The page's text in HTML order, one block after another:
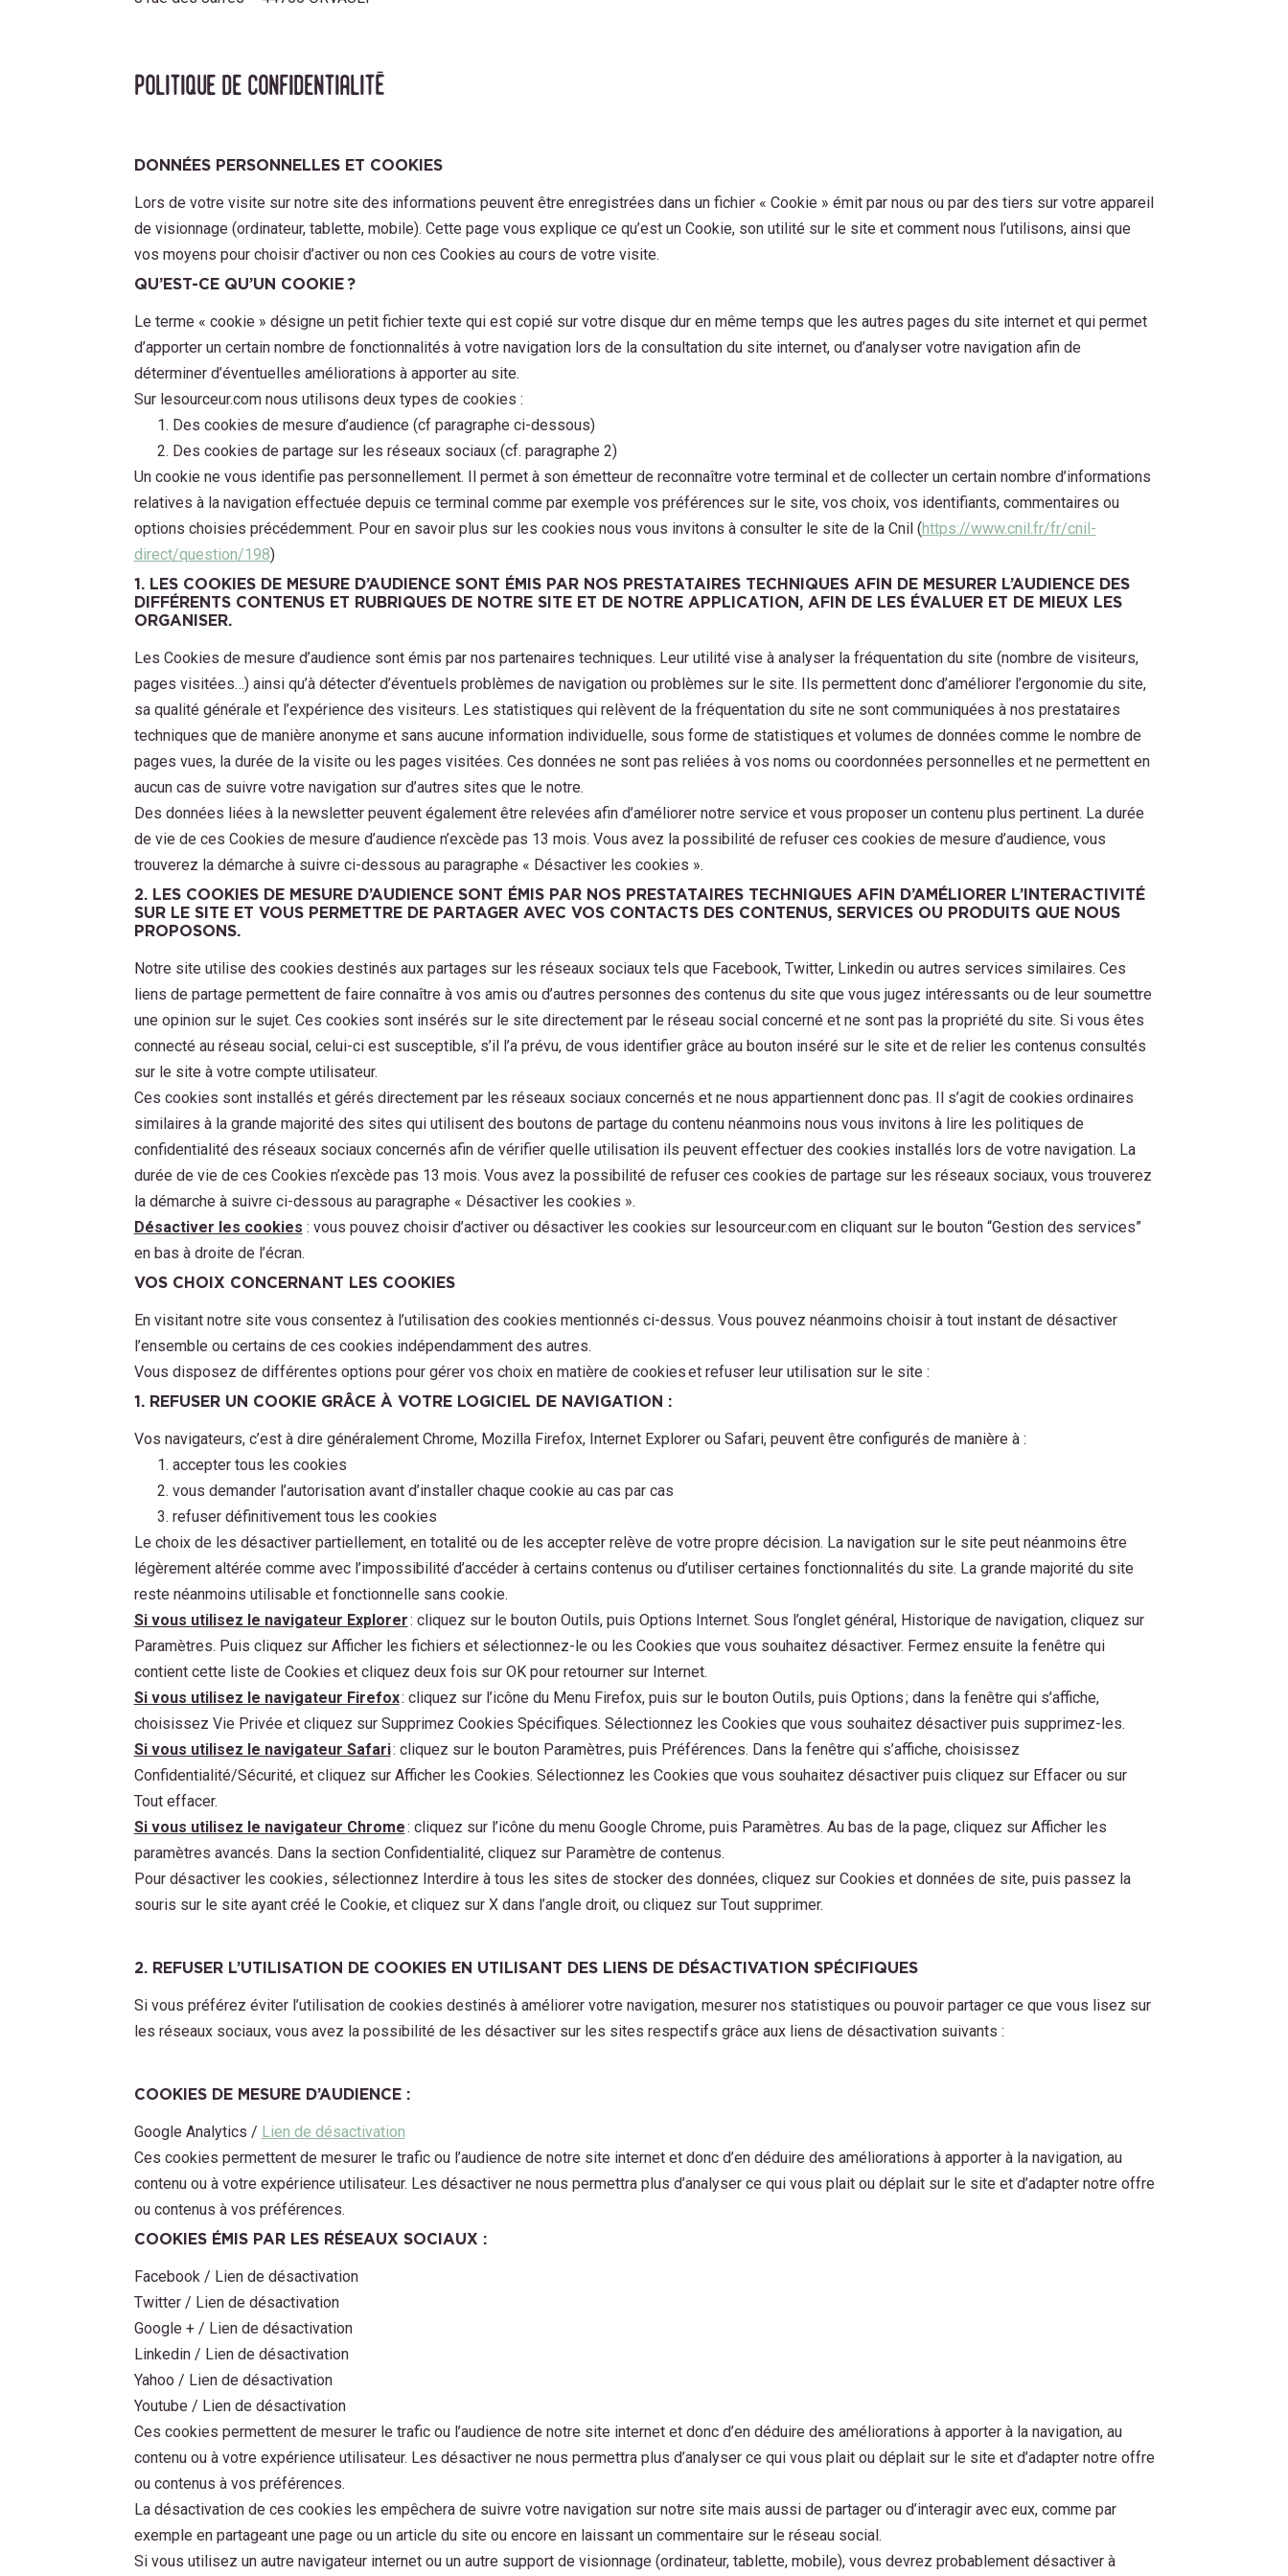
politique de confidentialité
DONNÉES PERSONNELLES ET COOKIES
Lors de votre visite sur notre site des informations peuvent être enregistrées dans un fichier « Cookie » émit par nous ou par des tiers sur votre appareil
de visionnage (ordinateur, tablette, mobile). Cette page vous explique ce qu’est un Cookie, son utilité sur le site et comment nous l’utilisons, ainsi que
vos moyens pour choisir d’activer ou non ces Cookies au cours de votre visite.
QU’EST-CE QU’UN COOKIE ?
Le terme « cookie » désigne un petit fichier texte qui est copié sur votre disque dur en même temps que les autres pages du site internet et qui permet
d’apporter un certain nombre de fonctionnalités à votre navigation lors de la consultation du site internet, ou d’analyser votre navigation afin de
déterminer d’éventuelles améliorations à apporter au site.
Sur lesourceur.com nous utilisons deux types de cookies :
Des cookies de mesure d’audience (cf paragraphe ci-dessous)
Des cookies de partage sur les réseaux sociaux (cf. paragraphe 2)
Un cookie ne vous identifie pas personnellement. Il permet à son émetteur de reconnaître votre terminal et de collecter un certain nombre d’informations
relatives à la navigation effectuée depuis ce terminal comme par exemple vos préférences sur le site, vos choix, vos identifiants, commentaires ou
options choisies précédemment. Pour en savoir plus sur les cookies nous vous invitons à consulter le site de la Cnil (https://www.cnil.fr/fr/cnil-
direct/question/198)
1. LES COOKIES DE MESURE D’AUDIENCE SONT ÉMIS PAR NOS PRESTATAIRES TECHNIQUES AFIN DE MESURER L’AUDIENCE DES
DIFFÉRENTS CONTENUS ET RUBRIQUES DE NOTRE SITE ET DE NOTRE APPLICATION, AFIN DE LES ÉVALUER ET DE MIEUX LES
ORGANISER.
Les Cookies de mesure d’audience sont émis par nos partenaires techniques. Leur utilité vise à analyser la fréquentation du site (nombre de visiteurs,
pages visitées…) ainsi qu’à détecter d’éventuels problèmes de navigation ou problèmes sur le site. Ils permettent donc d’améliorer l’ergonomie du site,
sa qualité générale et l’expérience des visiteurs. Les statistiques qui relèvent de la fréquentation du site ne sont communiquées à nos prestataires
techniques que de manière anonyme et sans aucune information individuelle, sous forme de statistiques et volumes de données comme le nombre de
pages vues, la durée de la visite ou les pages visitées. Ces données ne sont pas reliées à vos noms ou coordonnées personnelles et ne permettent en
aucun cas de suivre votre navigation sur d’autres sites que le notre.
Des données liées à la newsletter peuvent également être relevées afin d’améliorer notre service et vous proposer un contenu plus pertinent. La durée
de vie de ces Cookies de mesure d’audience n’excède pas 13 mois. Vous avez la possibilité de refuser ces cookies de mesure d’audience, vous
trouverez la démarche à suivre ci-dessous au paragraphe « Désactiver les cookies ».
2. LES COOKIES DE MESURE D’AUDIENCE SONT ÉMIS PAR NOS PRESTATAIRES TECHNIQUES AFIN D’AMÉLIORER L’INTERACTIVITÉ
SUR LE SITE ET VOUS PERMETTRE DE PARTAGER AVEC VOS CONTACTS DES CONTENUS, SERVICES OU PRODUITS QUE NOUS
PROPOSONS.
Notre site utilise des cookies destinés aux partages sur les réseaux sociaux tels que Facebook, Twitter, Linkedin ou autres services similaires. Ces
liens de partage permettent de faire connaître à vos amis ou d’autres personnes des contenus du site que vous jugez intéressants ou de leur soumettre
une opinion sur le sujet. Ces cookies sont insérés sur le site directement par le réseau social concerné et ne sont pas la propriété du site. Si vous êtes
connecté au réseau social, celui-ci est susceptible, s’il l’a prévu, de vous identifier grâce au bouton inséré sur le site et de relier les contenus consultés
sur le site à votre compte utilisateur.
Ces cookies sont installés et gérés directement par les réseaux sociaux concernés et ne nous appartiennent donc pas. Il s’agit de cookies ordinaires
similaires à la grande majorité des sites qui utilisent des boutons de partage du contenu néanmoins nous vous invitons à lire les politiques de
confidentialité des réseaux sociaux concernés afin de vérifier quelle utilisation ils peuvent effectuer des cookies installés lors de votre navigation. La
durée de vie de ces Cookies n’excède pas 13 mois. Vous avez la possibilité de refuser ces cookies de partage sur les réseaux sociaux, vous trouverez
la démarche à suivre ci-dessous au paragraphe « Désactiver les cookies ».
Désactiver les cookies : vous pouvez choisir d’activer ou désactiver les cookies sur lesourceur.com en cliquant sur le bouton “Gestion des services”
en bas à droite de l’écran.
VOS CHOIX CONCERNANT LES COOKIES
En visitant notre site vous consentez à l’utilisation des cookies mentionnés ci-dessus. Vous pouvez néanmoins choisir à tout instant de désactiver
l’ensemble ou certains de ces cookies indépendamment des autres.
Vous disposez de différentes options pour gérer vos choix en matière de cookies et refuser leur utilisation sur le site :
1. REFUSER UN COOKIE GRÂCE À VOTRE LOGICIEL DE NAVIGATION :
Vos navigateurs, c’est à dire généralement Chrome, Mozilla Firefox, Internet Explorer ou Safari, peuvent être configurés de manière à :
accepter tous les cookies
vous demander l’autorisation avant d’installer chaque cookie au cas par cas
refuser définitivement tous les cookies
Le choix de les désactiver partiellement, en totalité ou de les accepter relève de votre propre décision. La navigation sur le site peut néanmoins être
légèrement altérée comme avec l’impossibilité d’accéder à certains contenus ou d’utiliser certaines fonctionnalités du site. La grande majorité du site
reste néanmoins utilisable et fonctionnelle sans cookie.
Si vous utilisez le navigateur Explorer: cliquez sur le bouton Outils, puis Options Internet. Sous l’onglet général, Historique de navigation, cliquez sur
Paramètres. Puis cliquez sur Afficher les fichiers et sélectionnez-le ou les Cookies que vous souhaitez désactiver. Fermez ensuite la fenêtre qui
contient cette liste de Cookies et cliquez deux fois sur OK pour retourner sur Internet.
Si vous utilisez le navigateur Firefox: cliquez sur l’icône du Menu Firefox, puis sur le bouton Outils, puis Options ; dans la fenêtre qui s’affiche,
choisissez Vie Privée et cliquez sur Supprimez Cookies Spécifiques. Sélectionnez les Cookies que vous souhaitez désactiver puis supprimez-les.
Si vous utilisez le navigateur Safari: cliquez sur le bouton Paramètres, puis Préférences. Dans la fenêtre qui s’affiche, choisissez
Confidentialité/Sécurité, et cliquez sur Afficher les Cookies. Sélectionnez les Cookies que vous souhaitez désactiver puis cliquez sur Effacer ou sur
Tout effacer.
Si vous utilisez le navigateur Chrome: cliquez sur l’icône du menu Google Chrome, puis Paramètres. Au bas de la page, cliquez sur Afficher les
paramètres avancés. Dans la section Confidentialité, cliquez sur Paramètre de contenus.
Pour désactiver les cookies , sélectionnez Interdire à tous les sites de stocker des données, cliquez sur Cookies et données de site, puis passez la
souris sur le site ayant créé le Cookie, et cliquez sur X dans l’angle droit, ou cliquez sur Tout supprimer.
2. REFUSER L’UTILISATION DE COOKIES EN UTILISANT DES LIENS DE DÉSACTIVATION SPÉCIFIQUES
Si vous préférez éviter l’utilisation de cookies destinés à améliorer votre navigation, mesurer nos statistiques ou pouvoir partager ce que vous lisez sur
les réseaux sociaux, vous avez la possibilité de les désactiver sur les sites respectifs grâce aux liens de désactivation suivants :
COOKIES DE MESURE D’AUDIENCE :
Google Analytics / Lien de désactivation
Ces cookies permettent de mesurer le trafic ou l’audience de notre site internet et donc d’en déduire des améliorations à apporter à la navigation, au
contenu ou à votre expérience utilisateur. Les désactiver ne nous permettra plus d’analyser ce qui vous plait ou déplait sur le site et d’adapter notre offre
ou contenus à vos préférences.
COOKIES ÉMIS PAR LES RÉSEAUX SOCIAUX :
Facebook / Lien de désactivation
Twitter / Lien de désactivation
Google + / Lien de désactivation
Linkedin / Lien de désactivation
Yahoo / Lien de désactivation
Youtube / Lien de désactivation
Ces cookies permettent de mesurer le trafic ou l’audience de notre site internet et donc d’en déduire des améliorations à apporter à la navigation, au
contenu ou à votre expérience utilisateur. Les désactiver ne nous permettra plus d’analyser ce qui vous plait ou déplait sur le site et d’adapter notre offre
ou contenus à vos préférences.
La désactivation de ces cookies les empêchera de suivre votre navigation sur notre site mais aussi de partager ou d’interagir avec eux, comme par
exemple en partageant une page ou un article du site ou encore en laissant un commentaire sur le réseau social.
Si vous utilisez un autre navigateur internet ou un autre support de visionnage (ordinateur, tablette, mobile), vous devrez probablement désactiver à